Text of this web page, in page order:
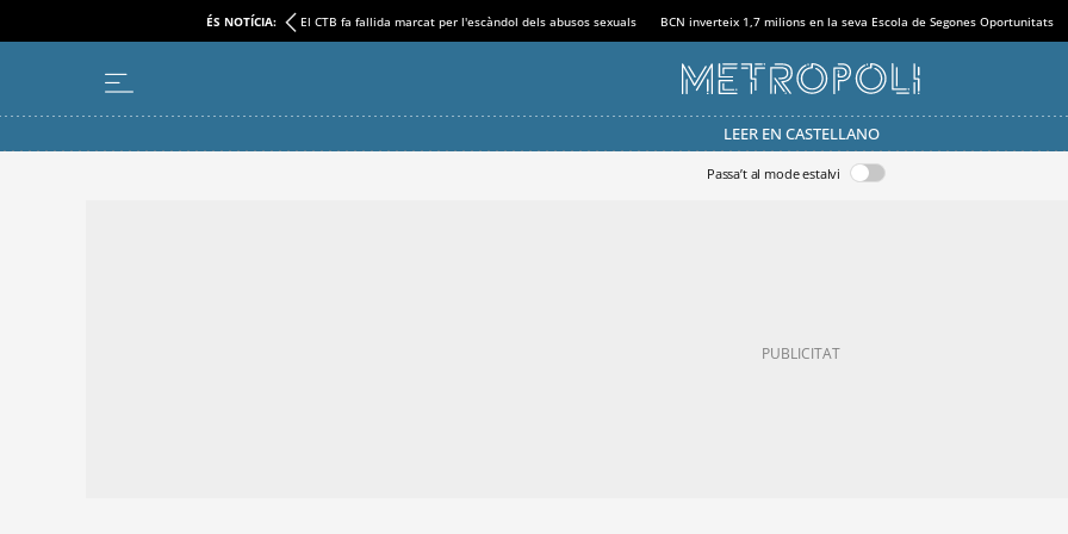
ÉS NOTÍCIA: El CTB fa fallida marcat per l'escàndol dels abusos sexuals BCN inverteix 1,7 milions en la seva Escola de Segones Oportunitats
LEER EN CASTELLANO
Passa’t al mode estalvi